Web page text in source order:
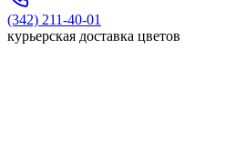
(342) 211-40-01
курьерская доставка цветов